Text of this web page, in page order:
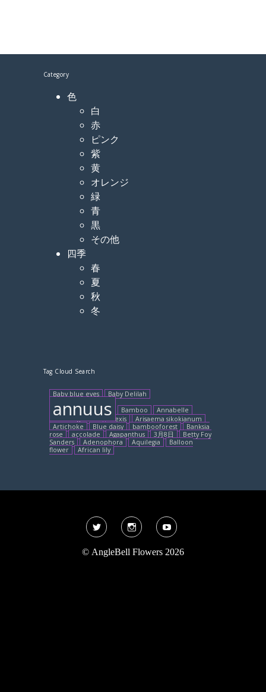
Category
色
白
赤
ピンク
紫
黄
オレンジ
緑
青
黒
その他
四季
春
夏
秋
冬
Tag Cloud Search
Baby blue eyes Baby Delilah
annuus Bamboo
Annabelle
Alexis
Arisaema sikokianum
Artichoke
Blue daisy bambooforest
Banksia
rose
accolade Agapanthus 3月8日
Betty Foy
Sanders
Adenophora Aquilegia
Balloon
flower
African lily
© AngleBell Flowers 2026